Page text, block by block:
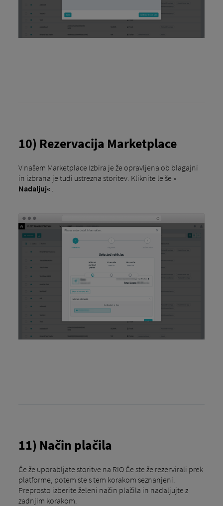
10) Rezervacija Marketplace
V našem Marketplace Izbira je že opravljena ob blagajni
in izbrana je tudi ustrezna storitev. Kliknite le še »
Nadaljuj«
11) Način plačila
Če že uporabljate storitve na RIO Če ste že rezervirali prek
platforme, potem ste s tem korakom seznanjeni.
Preprosto izberite želeni način plačila in nadaljujte z
zadnjim korakom.